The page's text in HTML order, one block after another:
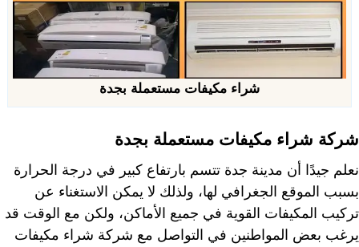
شراء مكيفات مستعملة بجدة
شركة شراء مكيفات مستعملة بجدة
نعلم جيدًا أن مدينة جدة تتسم بارتفاع كبير في درجة الحرارة
بسبب الموقع الجغرافي لها، ولذلك لا يمكن الاستغناء عن
تركيب المكيفات القوية في جميع الأماكن، ولكن مع الوقت قد
يرغب بعض المواطنين في التواصل مع شركة شراء مكيفات